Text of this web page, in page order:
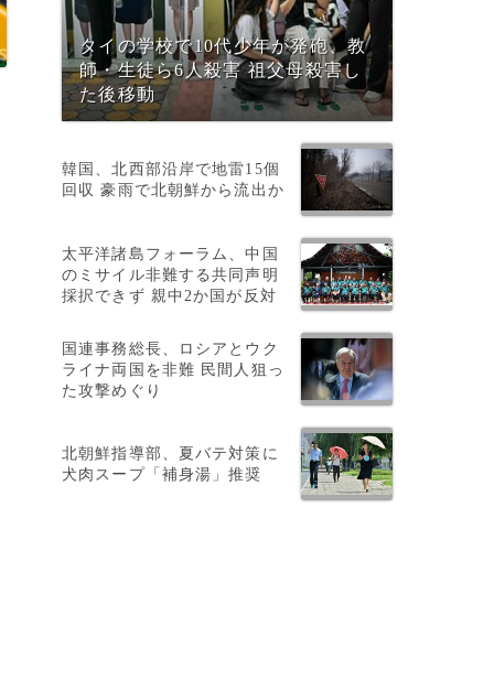
タイの学校で10代少年が発砲、教
師・生徒ら6人殺害 祖父母殺害し
た後移動
韓国、北西部沿岸で地雷15個
回収 豪雨で北朝鮮から流出か
太平洋諸島フォーラム、中国
のミサイル非難する共同声明
採択できず 親中2か国が反対
国連事務総長、ロシアとウク
ライナ両国を非難 民間人狙っ
た攻撃めぐり
北朝鮮指導部、夏バテ対策に
犬肉スープ「補身湯」推奨